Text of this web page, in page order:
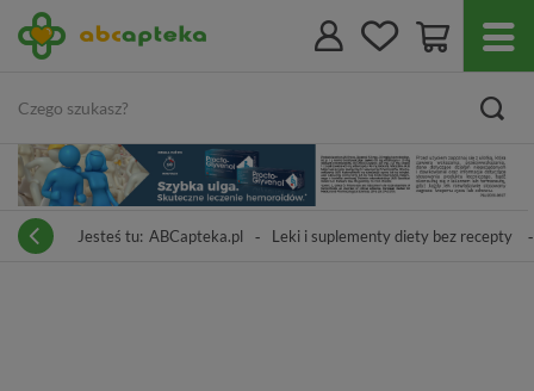
Jesteś tu: ABCapteka.pl Leki i suplementy diety bez recepty